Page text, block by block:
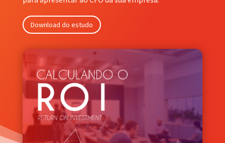
Download do estudo